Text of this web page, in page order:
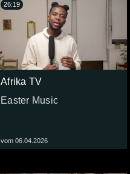
Afrika TV
Easter Music
vom 06.04.2026
26:19